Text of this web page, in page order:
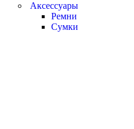
Аксессуары
Ремни
Сумки